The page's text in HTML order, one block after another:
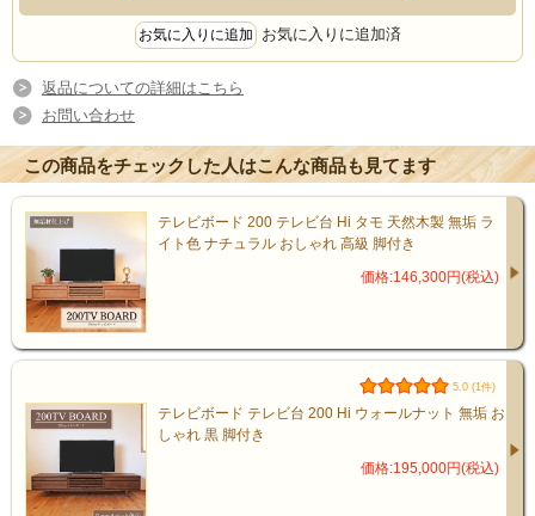
匠の技が生む、丈夫で美しい仕上
がり
角の接合部分には、伝統技法「5枚接ぎ」を
熟練の職人が一つひとつ丁寧に仕上げたこ
とで、高い耐久性と美しい見た目の両立を
実現しています。
お気に入りに追加済
返品についての詳細はこちら
お問い合わせ
この商品をチェックした人はこんな商品も見てます
テレビボード 200 テレビ台 Hi タモ 天然木製 無垢 ラ
イト色 ナチュラル おしゃれ 高級 脚付き
価格:146,300円(税込)
5.0 (1件)
テレビボード テレビ台 200 Hi ウォールナット 無垢 お
しゃれ 黒 脚付き
価格:195,000円(税込)